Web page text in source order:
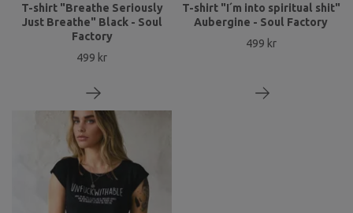
T-shirt "Breathe Seriously
Just Breathe" Black - Soul
Factory
499 kr
T-shirt "I´m into spiritual shit"
Aubergine - Soul Factory
499 kr